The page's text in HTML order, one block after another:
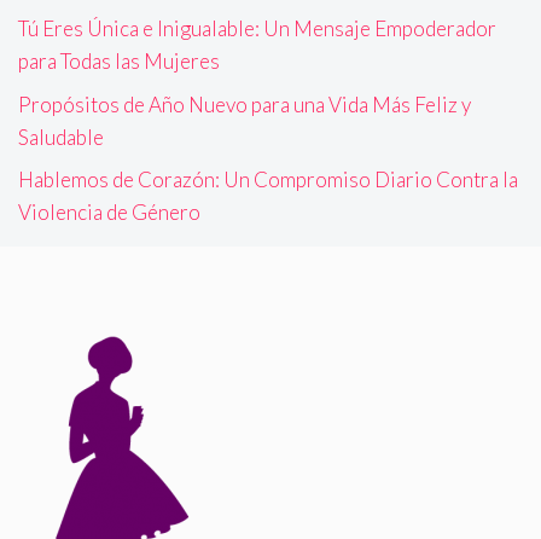
Tú Eres Única e Inigualable: Un Mensaje Empoderador
para Todas las Mujeres
Propósitos de Año Nuevo para una Vida Más Feliz y
Saludable
Hablemos de Corazón: Un Compromiso Diario Contra la
Violencia de Género